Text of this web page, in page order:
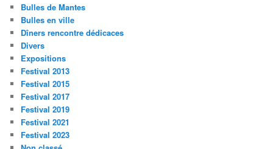
Bulles de Mantes
Bulles en ville
Dîners rencontre dédicaces
Divers
Expositions
Festival 2013
Festival 2015
Festival 2017
Festival 2019
Festival 2021
Festival 2023